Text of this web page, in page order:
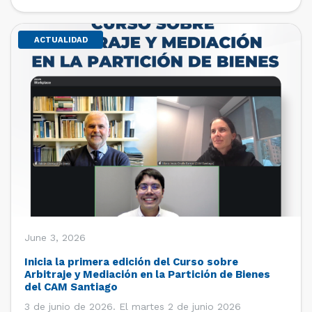
de estudiantes de […]
ACTUALIDAD
June 3, 2026
Inicia la primera edición del Curso sobre
Arbitraje y Mediación en la Partición de Bienes
del CAM Santiago
3 de junio de 2026. El martes 2 de junio 2026